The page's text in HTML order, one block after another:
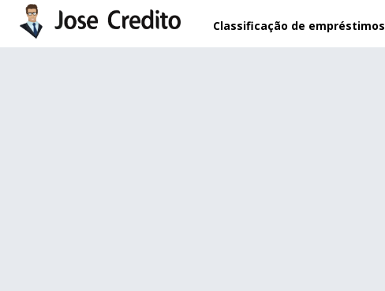
Pular para o conteúdo principal
Classificação de empréstimos